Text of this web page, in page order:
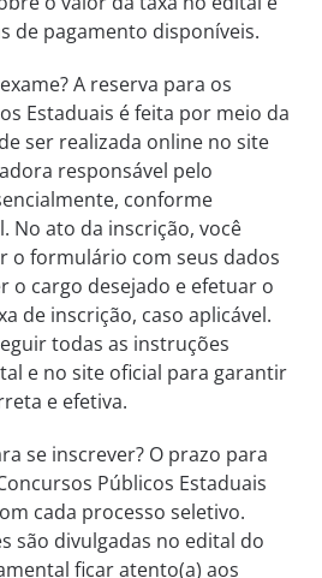
de pagamento disponíveis.
A reserva para os
Estaduais é feita por meio da
ser realizada online no site
responsável pelo
conforme
No ato da inscrição, você
o formulário com seus dados
o cargo desejado e efetuar o
de inscrição, caso aplicável.
todas as instruções
e no site oficial para garantir
e efetiva.
se inscrever? O prazo para
Públicos Estaduais
cada processo seletivo.
são divulgadas no edital do
ficar atento(a) aos